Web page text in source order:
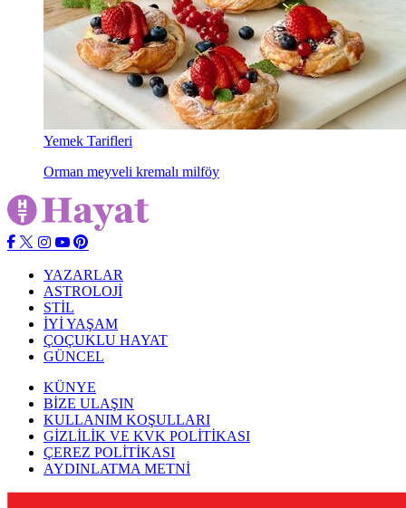
Yemek Tarifleri
Orman meyveli kremalı milföy
YAZARLAR
ASTROLOJİ
STİL
İYİ YAŞAM
ÇOÇUKLU HAYAT
GÜNCEL
KÜNYE
BİZE ULAŞIN
KULLANIM KOŞULLARI
GİZLİLİK VE KVK POLİTİKASI
ÇEREZ POLİTİKASI
AYDINLATMA METNİ